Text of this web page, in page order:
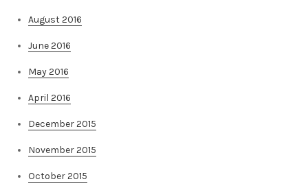
August 2016
June 2016
May 2016
April 2016
December 2015
November 2015
October 2015